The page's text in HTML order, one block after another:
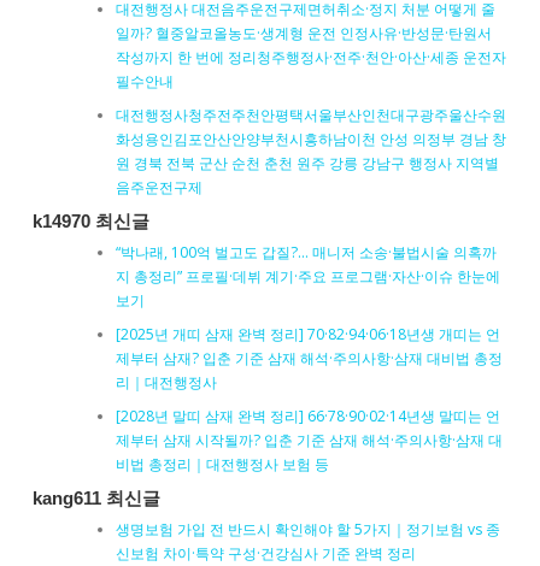
대전행정사 대전음주운전구제면허취소·정지 처분 어떻게 줄
일까? 혈중알코올농도·생계형 운전 인정사유·반성문·탄원서
작성까지 한 번에 정리청주행정사·전주·천안·아산·세종 운전자
필수안내
대전행정사청주전주천안평택서울부산인천대구광주울산수원
화성용인김포안산안양부천시흥하남이천 안성 의정부 경남 창
원 경북 전북 군산 순천 춘천 원주 강릉 강남구 행정사 지역별
음주운전구제
k14970 최신글
“박나래, 100억 벌고도 갑질?… 매니저 소송·불법시술 의혹까
지 총정리” 프로필·데뷔 계기·주요 프로그램·자산·이슈 한눈에
보기
[2025년 개띠 삼재 완벽 정리] 70·82·94·06·18년생 개띠는 언
제부터 삼재? 입춘 기준 삼재 해석·주의사항·삼재 대비법 총정
리｜대전행정사
[2028년 말띠 삼재 완벽 정리] 66·78·90·02·14년생 말띠는 언
제부터 삼재 시작될까? 입춘 기준 삼재 해석·주의사항·삼재 대
비법 총정리｜대전행정사 보험 등
kang611 최신글
생명보험 가입 전 반드시 확인해야 할 5가지｜정기보험 vs 종
신보험 차이·특약 구성·건강심사 기준 완벽 정리